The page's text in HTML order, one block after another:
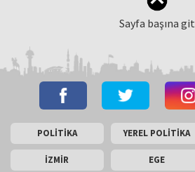
Sayfa başına git
POLİTİKA YEREL POLİTİKA
İZMİR EGE